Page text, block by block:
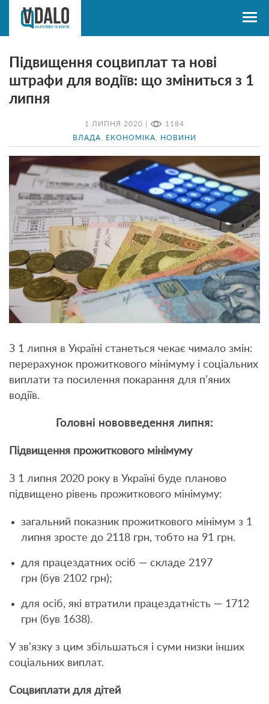
1 ЛИПНЯ 2020 | 1184
ВЛАДА ЕКОНОМІКА НОВИНИ
Підвищення соцвиплат та нові
штрафи для водіїв: що зміниться з 1
липня
З 1 липня в Україні станеться чекає чимало змін:
перерахунок прожиткового мінімуму і соціальних
виплати та посилення покарання для п’яних
водіїв.
Головні нововведення липня:
Підвищення прожиткового мінімуму
З 1 липня 2020 року в Україні буде планово
підвищено рівень прожиткового мінімуму:
загальний показник прожиткового мінімум з 1
липня зросте до 2118 грн, тобто на 91 грн.
для працездатних осіб — складе 2197
грн (був 2102 грн);
для осіб, які втратили працездатність — 1712
грн (був 1638).
У зв’язку з цим збільшаться і суми низки інших
соціальних виплат.
Соцвиплати для дітей